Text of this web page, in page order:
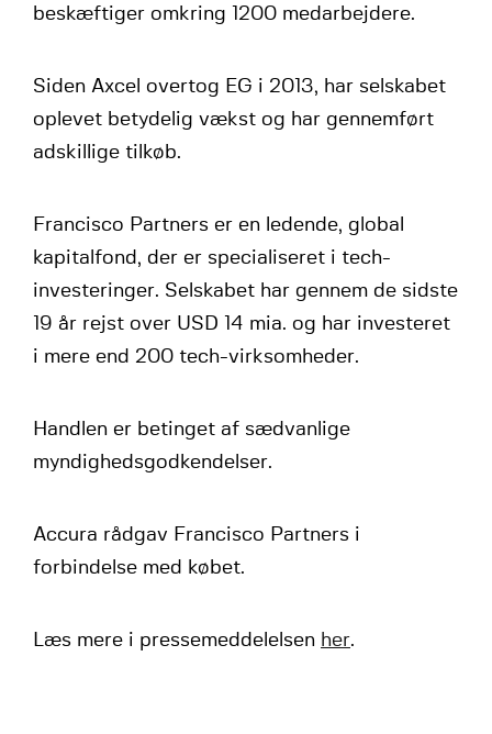
beskæftiger omkring 1200 medarbejdere.
Siden Axcel overtog EG i 2013, har selskabet
oplevet betydelig vækst og har gennemført
adskillige tilkøb.
Francisco Partners er en ledende, global
kapitalfond, der er specialiseret i tech-
investeringer. Selskabet har gennem de sidste
19 år rejst over USD 14 mia. og har investeret
i mere end 200 tech-virksomheder.
Handlen er betinget af sædvanlige
myndighedsgodkendelser.
Accura rådgav Francisco Partners i
forbindelse med købet.
Læs mere i pressemeddelelsen her.